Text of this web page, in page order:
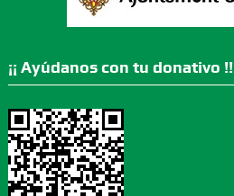
¡¡ Ayúdanos con tu donativo !!